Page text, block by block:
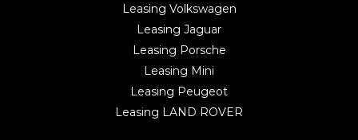
Leasing Volkswagen
Leasing Jaguar
Leasing Porsche
Leasing Mini
Leasing Peugeot
Leasing LAND ROVER